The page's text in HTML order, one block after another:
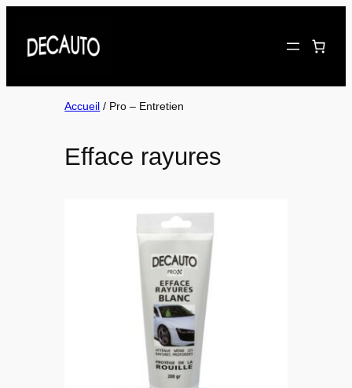
Accueil / Pro – Entretien
Efface rayures